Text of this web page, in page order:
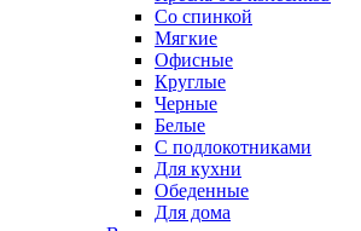
Со спинкой
Мягкие
Офисные
Круглые
Черные
Белые
С подлокотниками
Для кухни
Обеденные
Для дома